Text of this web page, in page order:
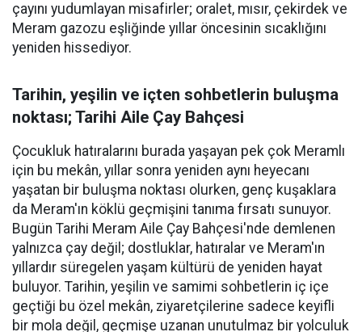
çayını yudumlayan misafirler; oralet, mısır, çekirdek ve
Meram gazozu eşliğinde yıllar öncesinin sıcaklığını
yeniden hissediyor.
Tarihin, yeşilin ve içten sohbetlerin buluşma
noktası; Tarihi Aile Çay Bahçesi
Çocukluk hatıralarını burada yaşayan pek çok Meramlı
için bu mekân, yıllar sonra yeniden aynı heyecanı
yaşatan bir buluşma noktası olurken, genç kuşaklara
da Meram'ın köklü geçmişini tanıma fırsatı sunuyor.
Bugün Tarihi Meram Aile Çay Bahçesi'nde demlenen
yalnızca çay değil; dostluklar, hatıralar ve Meram'ın
yıllardır süregelen yaşam kültürü de yeniden hayat
buluyor. Tarihin, yeşilin ve samimi sohbetlerin iç içe
geçtiği bu özel mekân, ziyaretçilerine sadece keyifli
bir mola değil, geçmişe uzanan unutulmaz bir yolculuk